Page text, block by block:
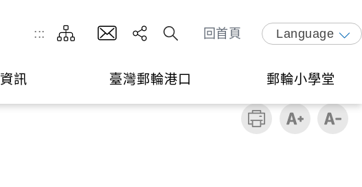
::: 回首頁 Language
訊 臺灣郵輪港口 郵輪小學堂